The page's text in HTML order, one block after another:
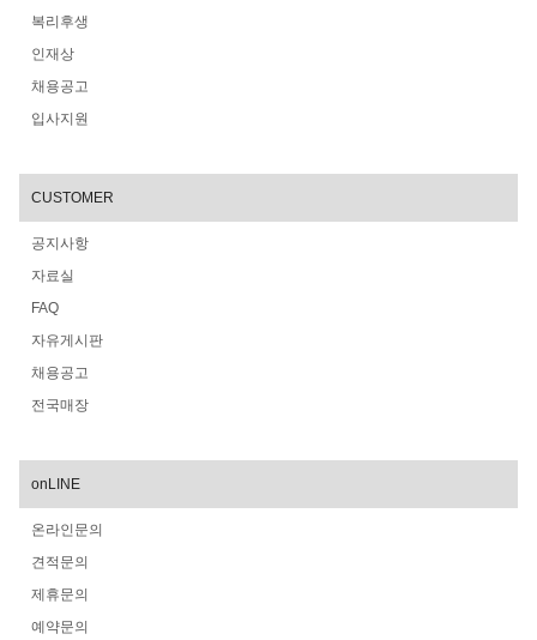
복리후생
인재상
채용공고
입사지원
CUSTOMER
공지사항
자료실
FAQ
자유게시판
채용공고
전국매장
onLINE
온라인문의
견적문의
제휴문의
예약문의